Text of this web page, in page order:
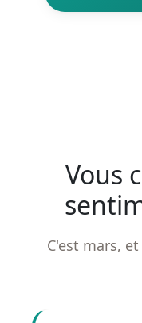
Vous
C'est mars,